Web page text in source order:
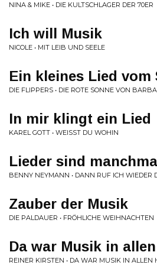
NINA & MIKE • DIE KULTSCHLAGER DER 70ER
Ich will Musik
NICOLE • MIT LEIB UND SEELE
Ein kleines Lied vom
DIE FLIPPERS • DIE ROTE SONNE VON
In mir klingt ein Lied
KAREL GOTT • WEISST DU WOHIN
Lieder sind
BENNY NEYMANN • DANN RUF ICH WIEDER
Zauber der Musik
DIE PALDAUER • FRÖHLICHE WEIHNACHTEN
Da war Musik in
REINER KIRSTEN • DA WAR MUSIK IN ALLEN